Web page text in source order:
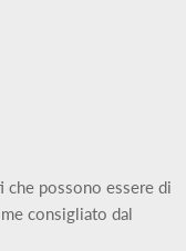
possono essere di
consigliato dal